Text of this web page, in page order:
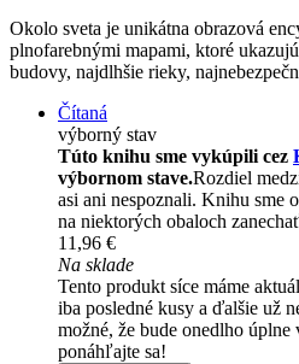
Okolo sveta je unikátna obrazová
plnofarebnými mapami, ktoré
budovy, najdlhšie rieky,
Čítaná
výborný stav
Túto knihu sme vykúpili cez
výbornom stave.Rozdiel
asi ani nespoznali. Knihu sme
na niektorých obaloch
11,96 €
Na sklade
Tento produkt síce máme
iba posledné kusy a ďalšie už
možné, že bude onedlho
ponáhľajte sa!